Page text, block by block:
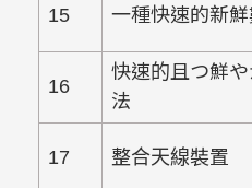
15 一種快速的新
16
快速的且つ鮮
法
17 整合天線裝置